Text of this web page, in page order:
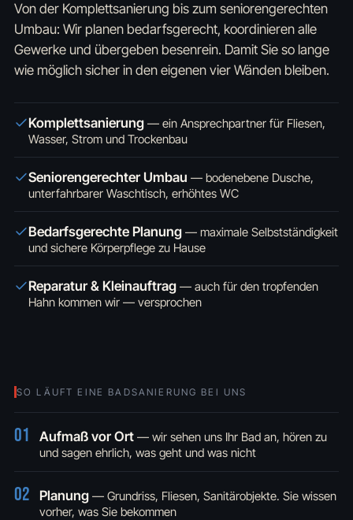
Von der Komplettsanierung bis zum seniorengerechten
Umbau: Wir planen bedarfsgerecht, koordinieren alle
Gewerke und übergeben besenrein. Damit Sie so lange
wie möglich sicher in den eigenen vier Wänden bleiben.
Komplettsanierung — ein Ansprechpartner für Fliesen,
Wasser, Strom und Trockenbau
Seniorengerechter Umbau — bodenebene Dusche,
unterfahrbarer Waschtisch, erhöhtes WC
Bedarfsgerechte Planung — maximale Selbstständigkeit
und sichere Körperpflege zu Hause
Reparatur & Kleinauftrag — auch für den tropfenden
Hahn kommen wir — versprochen
SO LÄUFT EINE BADSANIERUNG BEI UNS
01 Aufmaß vor Ort — wir sehen uns Ihr Bad an, hören zu
und sagen ehrlich, was geht und was nicht
02 Planung — Grundriss, Fliesen, Sanitärobjekte. Sie wissen
vorher, was Sie bekommen